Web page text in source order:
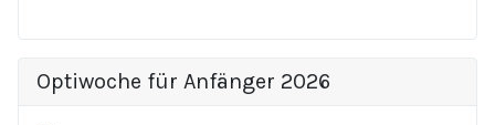
Optiwoche für Anfänger 2026